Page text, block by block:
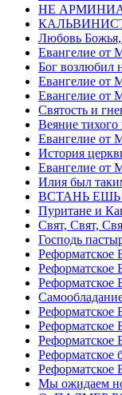
НЕ
Любовь Божья,
Евангелие от
Бог возлюбил
Евангелие от
Евангелие от
Святость и
Веяние
Евангелие от
История
Евангелие от
Илия был
ВСТАНЬ ЕШЬ
Пуритане и
Свят, Свят,
Господь
Реформатское
Реформатское
Реформатское
Реформатское
Реформатское
Реформатское
Реформатское
Мы ожидаем